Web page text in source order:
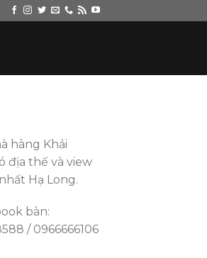
hàng Khải
địa thế và view
Hạ Long.
bàn:
/ 0966666106